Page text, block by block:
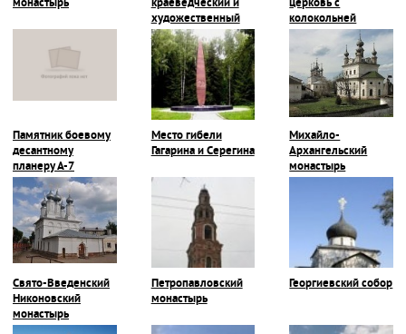
монастырь
краеведческий и
художественный
музей
церковь с
колокольней
Памятник боевому
десантному
планеру А-7
Место гибели
Гагарина и Серегина
Михайло-
Архангельский
монастырь
Свято-Введенский
Никоновский
монастырь
Петропавловский
монастырь
Георгиевский собор